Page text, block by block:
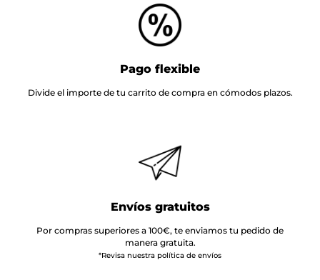
Pago flexible
Divide el importe de tu carrito de compra en cómodos plazos.
Envíos gratuitos
Por compras superiores a 100€, te enviamos tu pedido de
manera gratuita.
*Revisa nuestra política de envíos